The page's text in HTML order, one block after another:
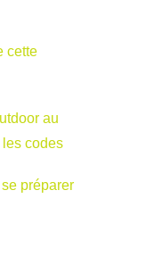
cette
au
les codes
préparer